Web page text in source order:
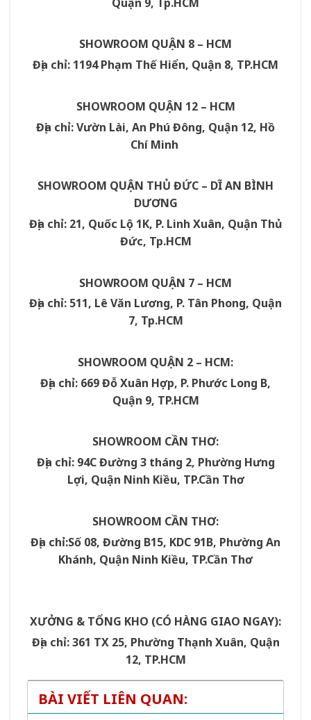
SHOWROOM QUẬN 8 – HCM
Địa chỉ: 1194 Phạm Thế Hiển, Quận 8, TP.HCM
SHOWROOM QUẬN 12 – HCM
Địa chỉ: Vườn Lài, An Phú Đông, Quận 12, Hồ
Chí Minh
SHOWROOM QUẬN THỦ ĐỨC – DĨ AN BÌNH
DƯƠNG
Địa chỉ: 21, Quốc Lộ 1K, P. Linh Xuân, Quận Thủ
Đức, Tp.HCM
SHOWROOM QUẬN 7 – HCM
Địa chỉ: 511, Lê Văn Lương, P. Tân Phong, Quận
7, Tp.HCM
SHOWROOM QUẬN 2 – HCM:
Địa chỉ: 669 Đỗ Xuân Hợp, P. Phước Long B,
Quận 9, TP.HCM
SHOWROOM CẦN THƠ:
Địa chỉ: 94C Đường 3 tháng 2, Phường Hưng
Lợi, Quận Ninh Kiều, TP.Cần Thơ
SHOWROOM CẦN THƠ:
Địa chỉ:Số 08, Đường B15, KDC 91B, Phường An
Khánh, Quận Ninh Kiều, TP.Cần Thơ
XƯỞNG & TỔNG KHO (CÓ HÀNG GIAO NGAY):
Địa chỉ: 361 TX 25, Phường Thạnh Xuân, Quận
12, TP.HCM
BÀI VIẾT LIÊN QUAN: